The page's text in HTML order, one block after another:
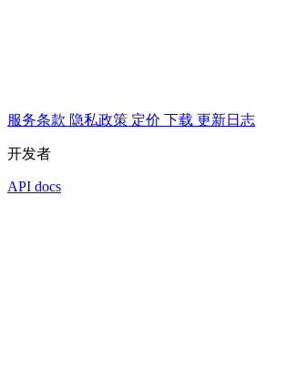
服务条款 隐私政策 定价 下载 更新日志
开发者
API docs